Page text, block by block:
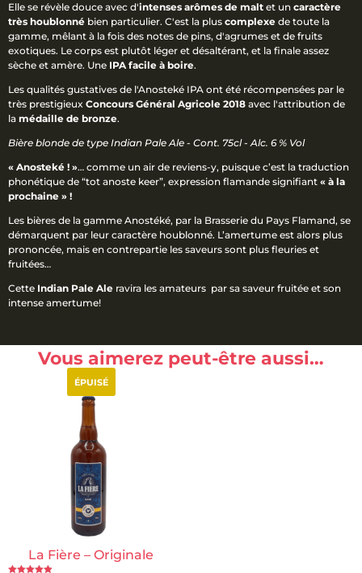
Elle se révèle douce avec d'intenses arômes de malt et un caractère
très houblonné bien particulier. C'est la plus complexe de toute la
gamme, mêlant à la fois des notes de pins, d'agrumes et de fruits
exotiques. Le corps est plutôt léger et désaltérant, et la finale assez
sèche et amère. Une IPA facile à boire.
Les qualités gustatives de l'Anosteké IPA ont été récompensées par le
très prestigieux Concours Général Agricole 2018 avec l'attribution de
la médaille de bronze.
Bière blonde de type Indian Pale Ale - Cont. 75cl - Alc. 6 % Vol
« Anosteké ! »… comme un air de reviens-y, puisque c’est la traduction
phonétique de “tot anoste keer”, expression flamande signifiant « à la
prochaine » !
Les bières de la gamme Anostéké, par la Brasserie du Pays Flamand, se
démarquent par leur caractère houblonné. L’amertume est alors plus
prononcée, mais en contrepartie les saveurs sont plus fleuries et
fruitées…
Cette Indian Pale Ale ravira les amateurs par sa saveur fruitée et son
intense amertume!
Vous aimerez peut-être aussi…
ÉPUISÉ
La Fière – Originale